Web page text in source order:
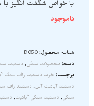
با خواص شگفت انگیز با
ناموجود
شناسه محصول:D050
دسته:محصولات سنگی, دستبند
برچسب: خرید دستبند راف سنگ
دستبند آپاتیت آبی, دستبند راف
سنگی, دستبند سنگی آپاتیت,